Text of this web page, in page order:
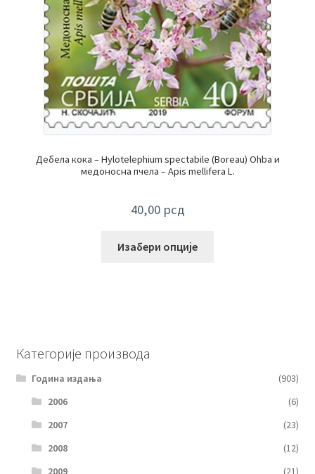
Дебела кока – Hylotelephium spectabile (Boreau) Ohba и
медоносна пчела – Apis mellifera L.
40,00 рсд
Изабери опције
Категорије производа
Година издања
(903)
2006
(6)
2007
(23)
2008
(12)
2009
(21)